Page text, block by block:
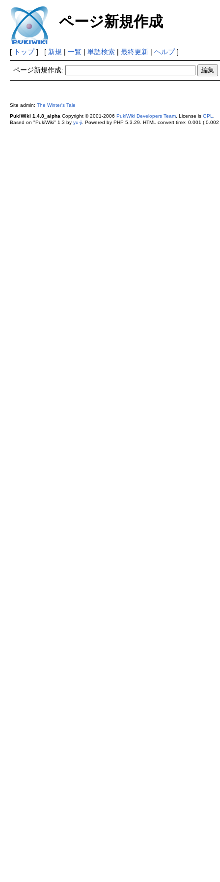
ページ新規作成
[ トップ] [ 新規 | 一覧| 単語検索| 最終更新| ヘルプ]
ページ新規作成:
Site admin: The Winter's Tale
PukiWiki 1.4.8_alpha Copyright © 2001-2006 PukiWiki Developers Team. License is GPL
Based on "PukiWiki" 1.3 by yu-ji. Powered by PHP 5.3.29. HTML convert time: 0.001 ( 0.002